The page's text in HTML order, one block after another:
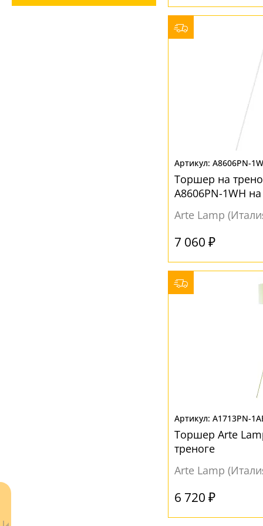
A8606PN-
Торшер на
A8606PN-1WH
Arte Lamp
7 060 ₽
A1713PN-
Торшер Arte
треноге
Arte Lamp
6 720 ₽